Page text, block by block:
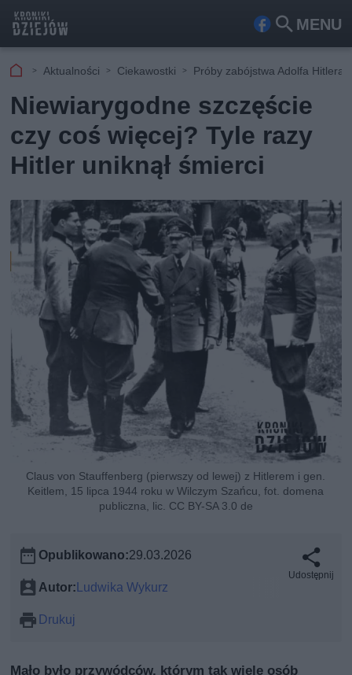
MENU
Fa
ook
Szu
kaj
Aktualności Ciekawostki Próby zabójstwa Adolfa Hitlera
Niewiarygodne szczęście
czy coś więcej? Tyle razy
Hitler uniknął śmierci
Claus von Stauffenberg (pierwszy od lewej) z Hitlerem i gen.
Keitlem, 15 lipca 1944 roku w Wilczym Szańcu, fot. domena
publiczna, lic. CC BY-SA 3.0 de
Opublikowano:29.03.2026
Autor: Ludwika Wykurz
Drukuj
Udostępnij
Mało było przywódców, którym tak wiele osób